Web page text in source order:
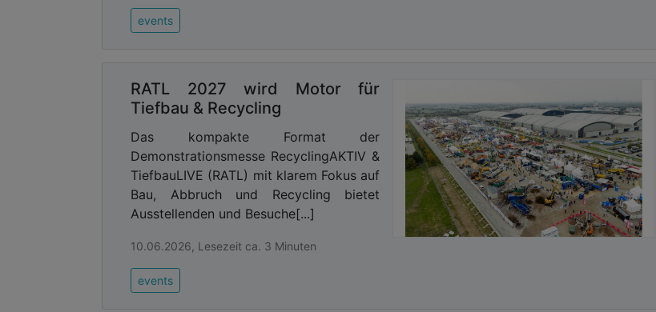
events
RATL 2027 wird Motor für
Tiefbau & Recycling
Das kompakte Format der
Demonstrationsmesse RecyclingAKTIV &
TiefbauLIVE (RATL) mit klarem Fokus auf
Bau, Abbruch und Recycling bietet
Ausstellenden und Besuche[...]
10.06.2026, Lesezeit ca. 3 Minuten
events